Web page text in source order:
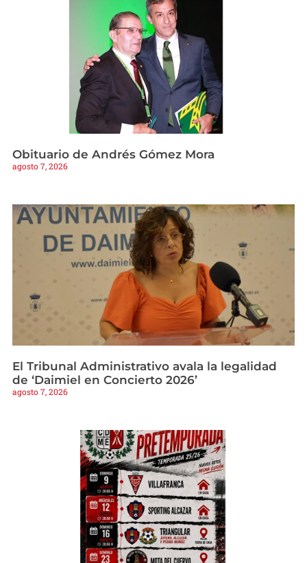
Obituario de Andrés Gómez Mora
agosto 7, 2026
El Tribunal Administrativo avala la legalidad
de ‘Daimiel en Concierto 2026’
agosto 7, 2026